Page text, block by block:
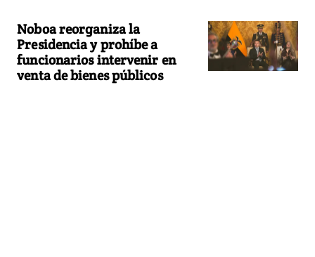
Noboa reorganiza la
Presidencia y prohíbe a
funcionarios intervenir en
venta de bienes públicos